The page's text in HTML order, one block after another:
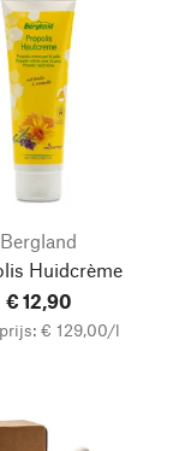
Bergland
Huidcrème
€ 12,90
€ 129,00/l